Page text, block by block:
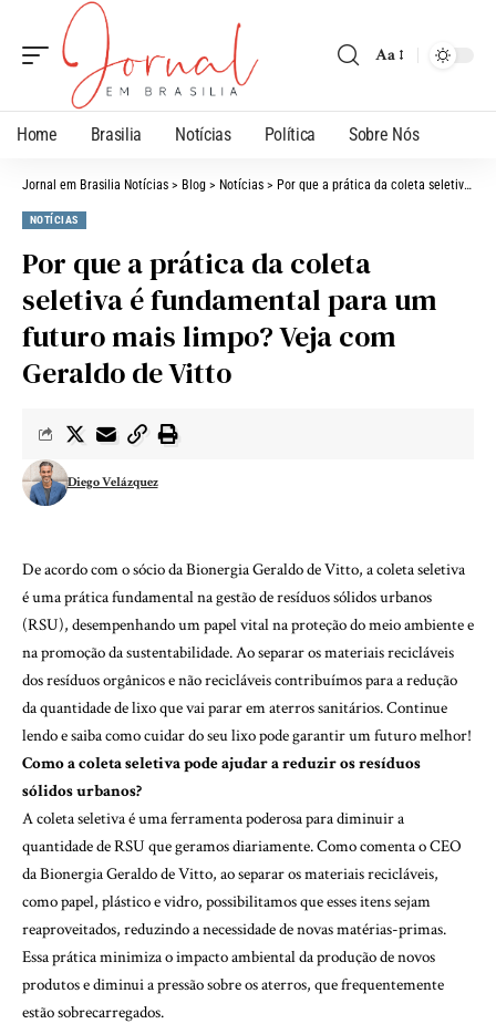
Aa
Home Brasilia Notícias Política Sobre Nós
Jornal em Brasilia Notícias > Blog > Notícias > Por que a prática da coleta seletiva é fundamental para um futuro mais limpo? Veja com Geraldo de Vitto
NOTÍCIAS
Por que a prática da coleta
seletiva é fundamental para um
futuro mais limpo? Veja com
Geraldo de Vitto
Diego Velázquez
De acordo com o sócio da Bionergia Geraldo de Vitto, a coleta seletiva
é uma prática fundamental na gestão de resíduos sólidos urbanos
(RSU), desempenhando um papel vital na proteção do meio ambiente e
na promoção da sustentabilidade. Ao separar os materiais recicláveis
dos resíduos orgânicos e não recicláveis contribuímos para a redução
da quantidade de lixo que vai parar em aterros sanitários. Continue
lendo e saiba como cuidar do seu lixo pode garantir um futuro melhor!
Como a coleta seletiva pode ajudar a reduzir os resíduos
sólidos urbanos?
A coleta seletiva é uma ferramenta poderosa para diminuir a
quantidade de RSU que geramos diariamente. Como comenta o CEO
da Bionergia Geraldo de Vitto, ao separar os materiais recicláveis,
como papel, plástico e vidro, possibilitamos que esses itens sejam
reaproveitados, reduzindo a necessidade de novas matérias-primas.
Essa prática minimiza o impacto ambiental da produção de novos
produtos e diminui a pressão sobre os aterros, que frequentemente
estão sobrecarregados.